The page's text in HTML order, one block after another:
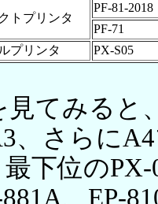
トプリンタ
PF-81-2018
PF-71
プリンタ
PX-S05
てみると
、さらに
最下位の
、EP-